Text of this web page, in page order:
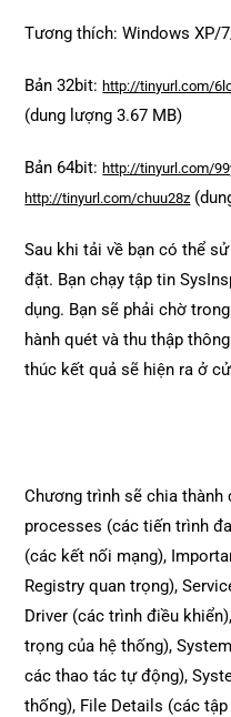
Tương thích: Windows XP/
Bản 32bit:http://tinyurl.com/
(dung lượng 3.67 MB)
Bản 64bit:http://tinyurl.com/
http://tinyurl.com/chuu28z
Sau khi tải về bạn có thể
đặt. Bạn chạy tập tin
dụng. Bạn sẽ phải chờ
hành quét và thu thập
thúc kết quả sẽ hiện ra ở
Chương trình sẽ chia thành
processes (các tiến trình
(các kết nối mạng),
Registry quan trọng),
Driver (các trình điều
trọng của hệ thống),
các thao tác tự động),
thống), File Details (các